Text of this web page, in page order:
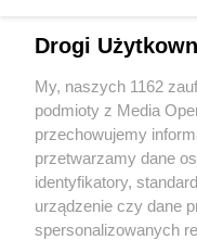
Wydawca mediów
Drogi
My, naszych 1162
podmioty z Media
przechowujemy
przetwarzamy dane
identyfikatory,
urządzenie czy dane
spersonalizowanych